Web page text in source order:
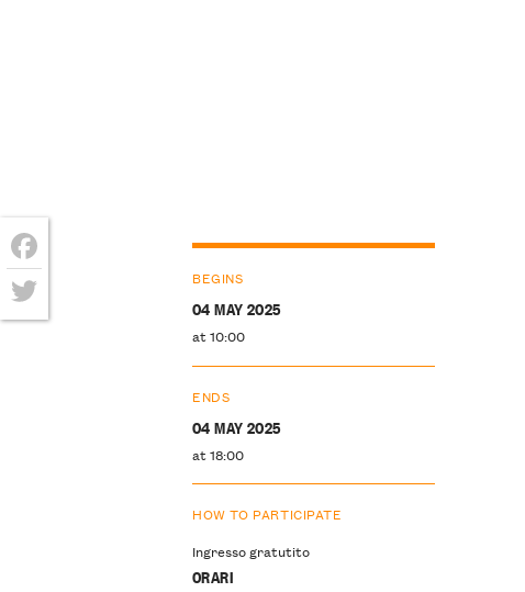
BEGINS
04 MAY 2025
at 10:00
ENDS
04 MAY 2025
at 18:00
HOW TO PARTICIPATE
Ingresso gratutito
ORARI
Facebook
Twitter